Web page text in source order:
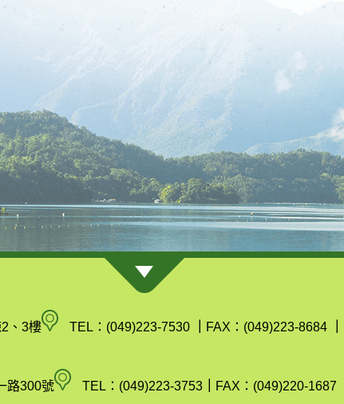
、3樓南
縣
TEL：(049)223-7530 FAX：(049)223-8684
路300號空 TEL：(049)223-3753 FAX：(049)220-1687